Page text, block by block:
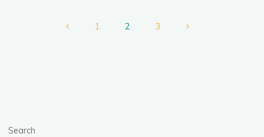
ン1 2 3
Search